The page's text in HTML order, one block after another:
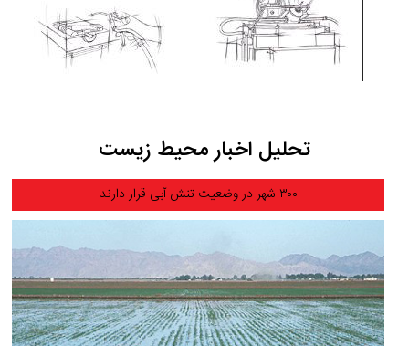
تحلیل اخبار محیط زیست
۳۰۰ شهر در وضعیت تنش آبی قرار دارند